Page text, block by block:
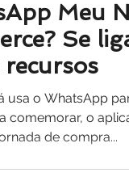
Meu
Se
recursos
usa o WhatsApp
comemorar, o
de compra...